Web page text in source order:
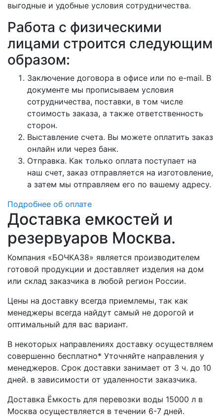
выгодные и удобные условия сотрудничества.
Работа с физическими
лицами строится следующим
образом:
Заключение договора в офисе или по e-mail. В
документе мы прописываем условия
сотрудничества, поставки, в том числе
стоимость заказа, а также ответственность
сторон.
Выставление счета. Вы можете оплатить заказ
онлайн или через банк.
Отправка. Как только оплата поступает на
наш счет, заказ отправляется на изготовление,
а затем мы отправляем его по вашему адресу.
Подробнее об оплате
Доставка емкостей и
резервуаров Москва.
Компания «БОЧКА38» является производителем
готовой продукции и доставляет изделия на дом
или склад заказчика в любой регион России.
Цены на доставку всегда приемлемы, так как
менеджеры всегда найдут самый не дорогой и
оптимальный для вас вариант.
В некоторых направлениях доставку осуществляем
совершенно бесплатно* Уточняйте направления у
менеджеров. Срок доставки занимает от 3 ч. до 10
дней. в зависимости от удаленности заказчика.
Доставка Ёмкость для перевозки воды 15000 л в
Москва осуществляется в течении 6-7 дней.